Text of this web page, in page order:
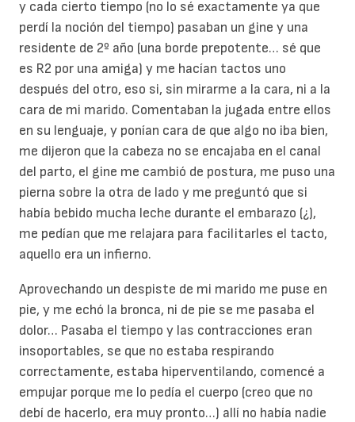
y cada cierto tiempo (no lo sé exactamente ya que
perdí la noción del tiempo) pasaban un gine y una
residente de 2º año (una borde prepotente… sé que
es R2 por una amiga) y me hacían tactos uno
después del otro, eso si, sin mirarme a la cara, ni a la
cara de mi marido. Comentaban la jugada entre ellos
en su lenguaje, y ponían cara de que algo no iba bien,
me dijeron que la cabeza no se encajaba en el canal
del parto, el gine me cambió de postura, me puso una
pierna sobre la otra de lado y me preguntó que si
había bebido mucha leche durante el embarazo (¿),
me pedían que me relajara para facilitarles el tacto,
aquello era un infierno.
Aprovechando un despiste de mi marido me puse en
pie, y me echó la bronca, ni de pie se me pasaba el
dolor… Pasaba el tiempo y las contracciones eran
insoportables, se que no estaba respirando
correctamente, estaba hiperventilando, comencé a
empujar porque me lo pedía el cuerpo (creo que no
debí de hacerlo, era muy pronto…) allí no había nadie